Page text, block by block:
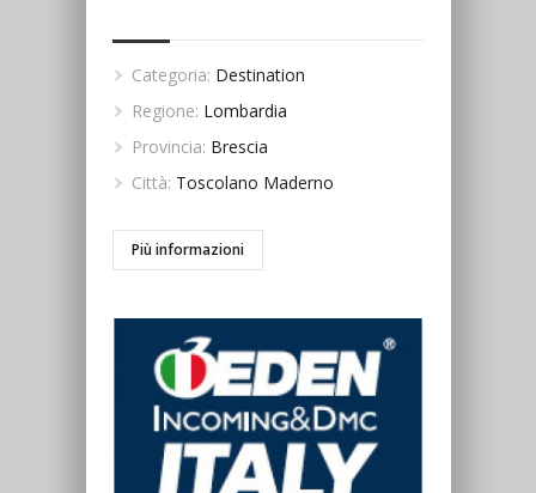
Categoria: Destination
Regione: Lombardia
Provincia: Brescia
Città: Toscolano Maderno
Più informazioni